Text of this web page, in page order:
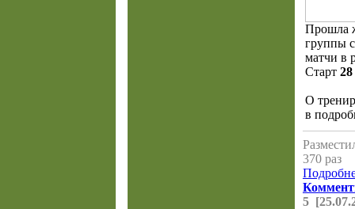
Прошла
группы
матчи в
Старт
О
в
370 раз
5